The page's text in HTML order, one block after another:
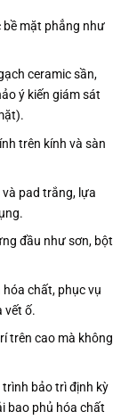
bề mặt phẳng như
ceramic sần,
ý kiến giám sát
trên kính và sàn
và pad trắng, lựa
đầu như sơn, bột
chất, phục vụ
vết ố.
trên cao mà không
bảo trì định kỳ
bao phủ hóa chất